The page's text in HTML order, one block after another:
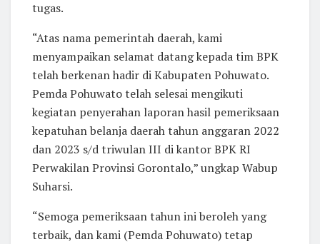
tugas.
“Atas nama pemerintah daerah, kami
menyampaikan selamat datang kepada tim BPK
telah berkenan hadir di Kabupaten Pohuwato.
Pemda Pohuwato telah selesai mengikuti
kegiatan penyerahan laporan hasil pemeriksaan
kepatuhan belanja daerah tahun anggaran 2022
dan 2023 s/d triwulan III di kantor BPK RI
Perwakilan Provinsi Gorontalo,” ungkap Wabup
Suharsi.
“Semoga pemeriksaan tahun ini beroleh yang
terbaik, dan kami (Pemda Pohuwato) tetap